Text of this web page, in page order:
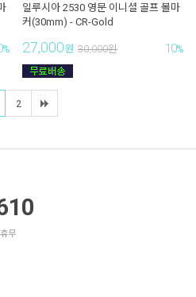
%
일루시아 2530 영문 이니셜 골프 볼마
커(30mm) - CR-Gold
27,000원 30,000원 10%
2
무